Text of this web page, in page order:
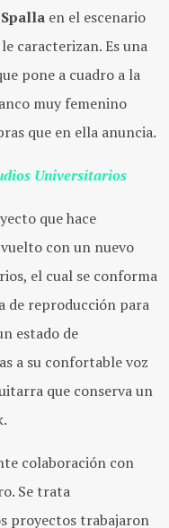
Spalla en el escenario
caracterizan. Es una
pone a cuadro a la
muy femenino
que en ella anuncia.
Universitarios
que hace
con un nuevo
el cual se conforma
de reproducción para
estado de
a su confortable voz
que conserva un
colaboración con
Se trata
proyectos trabajaron